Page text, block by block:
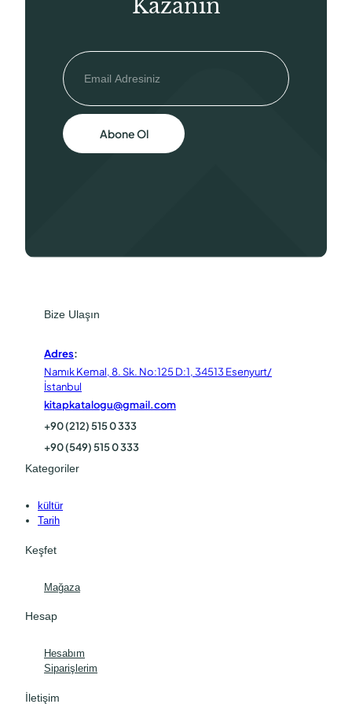
Kazanın
Abone Ol
Bize Ulaşın
Adres:
Namık Kemal, 8. Sk. No:125 D:1, 34513 Esenyurt/
İstanbul
kitapkatalogu@gmail.com
+90 (212) 515 0 333
+90 (549) 515 0 333
Kategoriler
kültür
Tarih
Keşfet
Mağaza
Hesap
Hesabım
Siparişlerim
İletişim